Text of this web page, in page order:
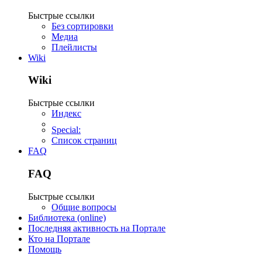
Быстрые ссылки
Без сортировки
Медиа
Плейлисты
Wiki
Wiki
Быстрые ссылки
Индекс
Special:
Список страниц
FAQ
FAQ
Быстрые ссылки
Общие вопросы
Библиотека (online)
Последняя активность на Портале
Кто на Портале
Помощь